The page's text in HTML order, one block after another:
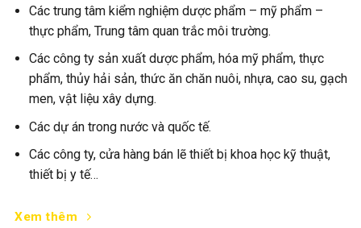
Các trung tâm kiểm nghiệm dược phẩm – mỹ phẩm –
thực phẩm, Trung tâm quan trắc môi trường.
Các công ty sản xuất dược phẩm, hóa mỹ phẩm, thực
phẩm, thủy hải sản, thức ăn chăn nuôi, nhựa, cao su, gạch
men, vật liệu xây dựng.
Các dự án trong nước và quốc tế.
Các công ty, cửa hàng bán lẽ thiết bị khoa học kỹ thuật,
thiết bị y tế…
Xem thêm